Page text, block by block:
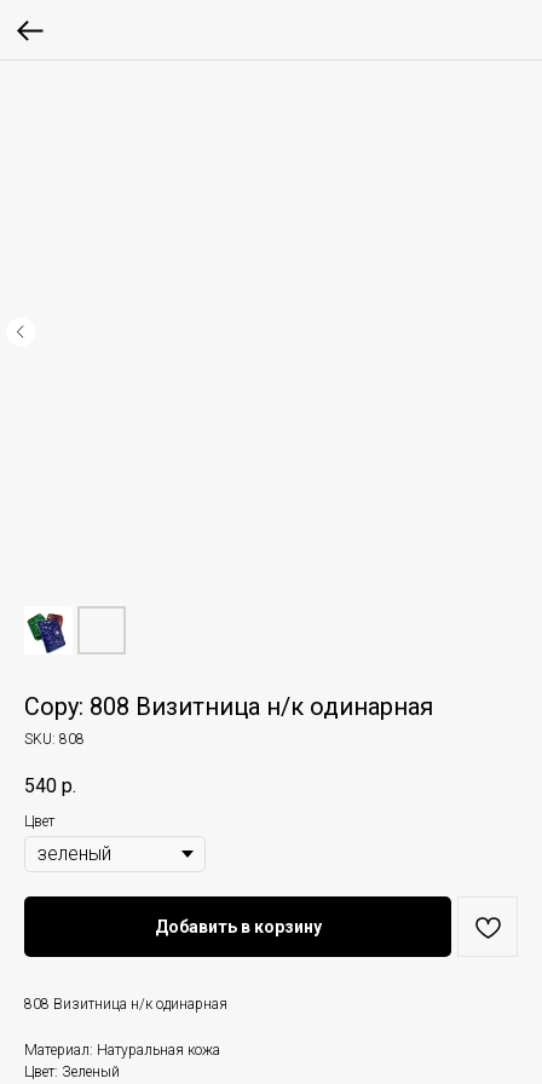
Copy: 808 Визитница н/к одинарная
SKU: 808
540 р.
Цвет
Добавить в корзину
808 Визитница н/к одинарная
Материал: Натуральная кожа
Цвет: Зеленый